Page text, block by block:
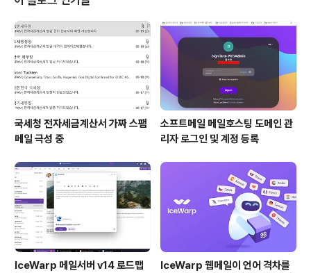
소프트메일은 이 2가지 메일 서비스를 2022년 7월 부터 정식으로 시작하였습
니다. 자세한 사항은 https:..
국세청 전자세금계산서 가짜 스팸
메일 극성 중
소프트메일 메일호스팅 도메인 관
리자 로그인 및 계정 등록
IceWarp 메일서버 v14 로드맵
IceWarp 웹메일이 언어 격차를